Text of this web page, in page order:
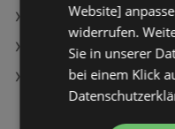
Maximarkt Angebote
T&G Angebote
HOFER Angebote
Website]
widerrufen.
Sie in unserer
bei einem Klick